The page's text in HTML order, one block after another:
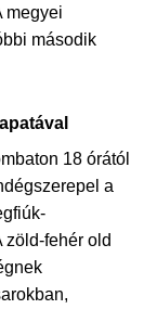
megyei
második
18 órától
a
zöld-fehér old